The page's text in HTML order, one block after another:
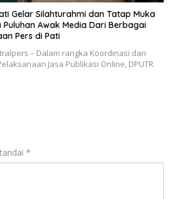
Gelar Silahturahmi dan Tatap Muka
Puluhan Awak Media Dari Berbagai
Pers di Pati
– Dalam rangka Koordinasi dan
Jasa Publikasi Online, DPUTR
*